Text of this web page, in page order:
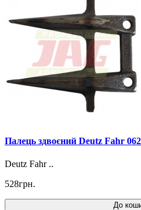
Палець здвоєний Deutz Fahr
Deutz Fahr ..
528грн.
До